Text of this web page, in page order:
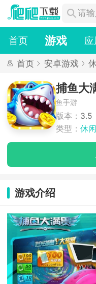
首页 游戏 应
首页 安卓游戏
捕鱼大
鱼手游
版本： 3.5
类型： 休闲
游戏介绍